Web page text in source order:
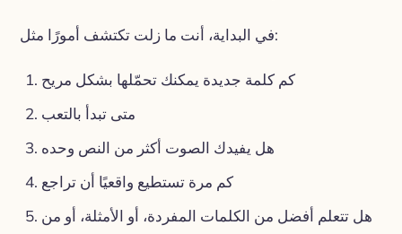
في البداية، أنت ما زلت تكتشف أمورًا مثل:
كم كلمة جديدة يمكنك تحمّلها بشكل مريح
متى تبدأ بالتعب
هل يفيدك الصوت أكثر من النص وحده
كم مرة تستطيع واقعيًا أن تراجع
هل تتعلم أفضل من الكلمات المفردة، أو الأمثلة، أو من